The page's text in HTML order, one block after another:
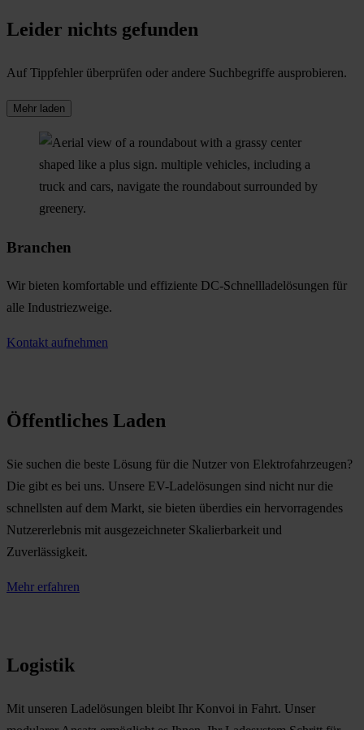
Leider nichts gefunden
Auf Tippfehler überprüfen oder andere Suchbegriffe ausprobieren.
Mehr laden
Branchen
Wir bieten komfortable und effiziente DC-Schnellladelösungen für
alle Industriezweige.
Kontakt aufnehmen
Öffentliches Laden
Sie suchen die beste Lösung für die Nutzer von Elektrofahrzeugen?
Die gibt es bei uns. Unsere EV-Ladelösungen sind nicht nur die
schnellsten auf dem Markt, sie bieten überdies ein hervorragendes
Nutzererlebnis mit ausgezeichneter Skalierbarkeit und
Zuverlässigkeit.
Mehr erfahren
Logistik
Mit unseren Ladelösungen bleibt Ihr Konvoi in Fahrt. Unser